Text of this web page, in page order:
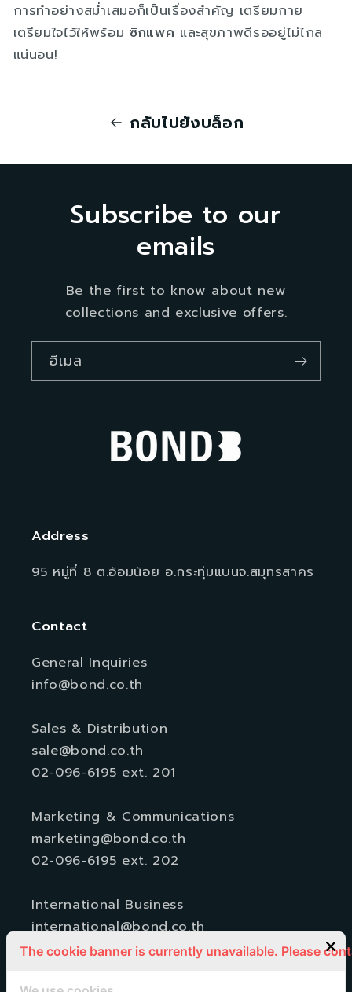
การทำอย่างสม่ำเสมอก็เป็นเรื่องสำคัญ เตรียมกาย
เตรียมใจไว้ให้พร้อมซิกแพค และสุขภาพดีรออยู่ไม่ไกล
แน่นอน!
กลับไปยังบล็อก
Subscribe to our
emails
Be the first to know about new
collections and exclusive offers.
อีเมล
Address
95 หมู่ที่ 8 ต.อ้อมน้อย อ.กระทุ่มแบนจ.สมุทรสาคร
Contact
General Inquiries
info@bond.co.th
Sales & Distribution
sale@bond.co.th
02-096-6195 ext. 201
Marketing & Communications
marketing@bond.co.th
02-096-6195 ext. 202
International Business
international@bond.co.th
Subscribe to 'BOND news'
The cookie banner is currently unavailable. Please